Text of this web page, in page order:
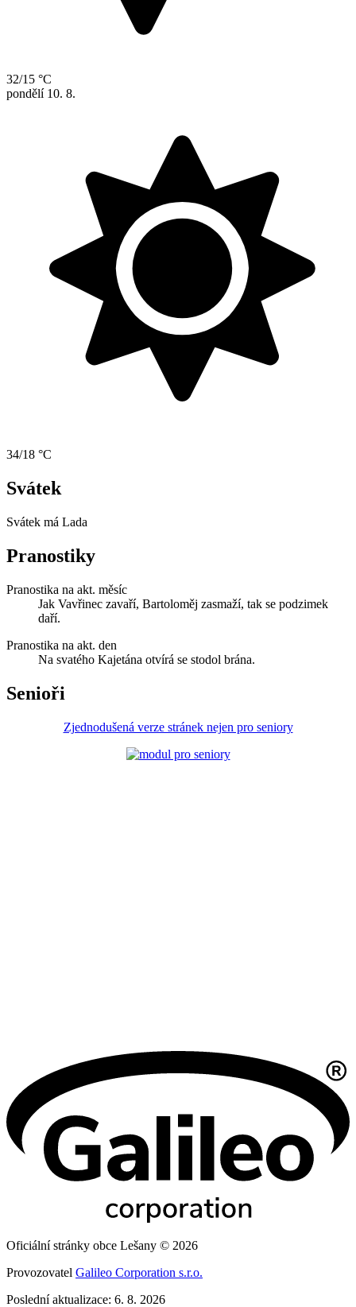
32/15 °C
pondělí 10. 8.
34/18 °C
Svátek
Svátek má Lada
Pranostiky
Pranostika na akt. měsíc
Jak Vavřinec zavaří, Bartoloměj zasmaží, tak se podzimek
daří.
Pranostika na akt. den
Na svatého Kajetána otvírá se stodol brána.
Senioři
Zjednodušená verze stránek nejen pro seniory
Oficiální stránky obce Lešany © 2026
Provozovatel Galileo Corporation s.r.o.
Poslední aktualizace: 6. 8. 2026